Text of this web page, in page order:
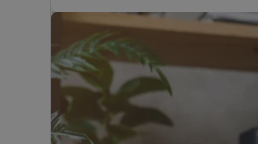
Un bureau à domicile ? Certains frais
consiste à déterminer la « surface »